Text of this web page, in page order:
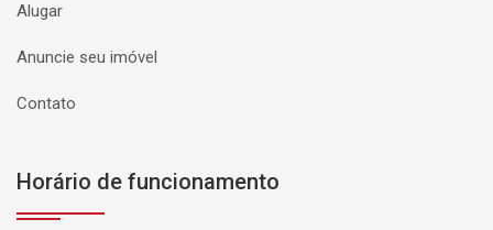
Alugar
Anuncie seu imóvel
Contato
Horário de funcionamento